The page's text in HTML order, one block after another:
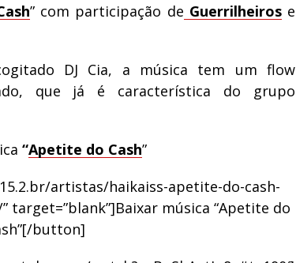
” com participação de Guerrilheirose
DJ Cia, a música tem um flow
que já é característica do grupo
“Apetite do Cash”
artistas/haikaiss-apetite-do-cash-
música “Apetite do
button]